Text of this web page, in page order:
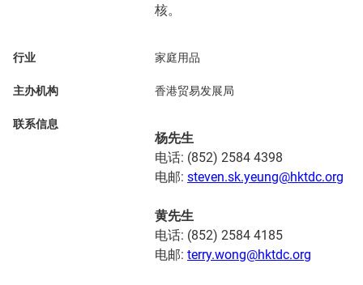
核。
行业 家庭用品
主办机构 香港贸易发展局
联系信息
杨先生
电话: (852) 2584 4398
电邮: steven.sk.yeung@hktdc.org
黄先生
电话: (852) 2584 4185
电邮: terry.wong@hktdc.org